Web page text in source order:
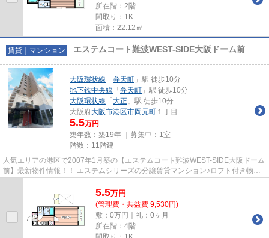
所在階：2階
間取り：1K
面積：22.12㎡
賃貸｜マンション エステムコート難波WEST-SIDE大阪ドーム前
大阪環状線 「 弁天町 」駅 徒歩10分
地下鉄中央線 「 弁天町 」駅 徒歩10分
大阪環状線 「 大正 」駅 徒歩10分
大阪府大阪市港区市岡元町 １丁目
5.5万円
築年数：築19年 ｜募集中： 1室
階数：11階建
人気エリアの港区で2007年1月築の【エステムコート難波WEST-SIDE大阪ドーム
前】最新物件情報！！ エステムシリーズの分譲賃貸マンション♪ロフト付き物
5.5万円
(管理費・共益費 9,530円)
敷：0万円｜礼：0ヶ月
所在階：4階